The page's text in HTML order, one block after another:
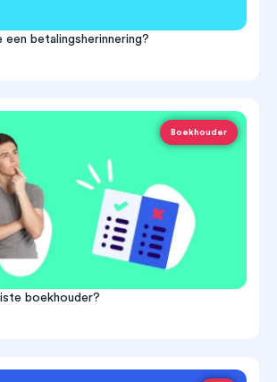
een betalingsherinnering?
Boekhouder
boekhouder?